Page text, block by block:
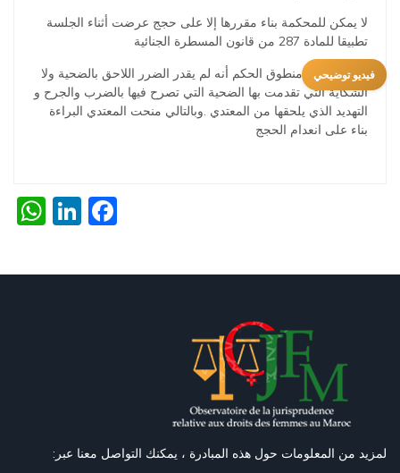
فيديو توضيحي
لا يمكن للمحكمة بناء مقررها إلا على حجج عرضت أثناء الجلسة
تطبيقا للمادة 287 من قانون المسطرة الجنائية
الملاحظ في منطوق الحكم أنه لم يقدر الضرر اللاحق بالضحية ولا
الشكاية التي تقدمت بها الضحية التي تصرح فيها بالضرب والجرح و
التهديد الذي يلحقها من المعتدي .وبالتالي منحت المعتدي البراءة
بناء على انعدام الحجج
لمزيد من المعلومات حول هذه المبادرة ، يمكنك التواصل معنا عبر: